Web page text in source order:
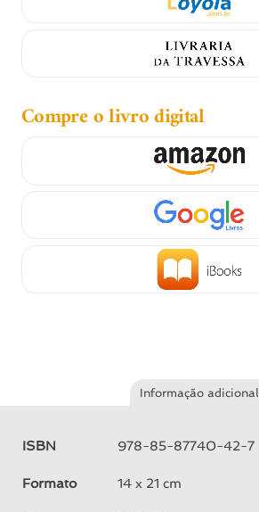
Compre o livro digital
Informação adicional
ISBN 978-85-87740-42-7
Formato 14 x 21 cm